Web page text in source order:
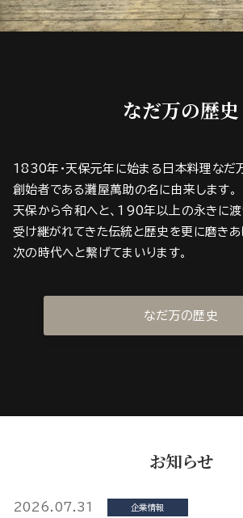
なだ万の歴史
1830年・天保元年に始まる日本料理なだ
創始者である灘屋萬助の名に由来します。
天保から令和へと、190年以上の永きに渡
受け継がれてきた伝統と歴史を更に磨きあ
次の時代へと繋げてまいります。
なだ万の歴史
お知らせ
2026.07.31 企業情報